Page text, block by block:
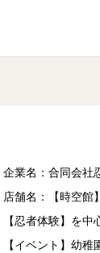
企業名：合同会社
店舗名：【時空館】
【忍者体験】を
【イベント】幼